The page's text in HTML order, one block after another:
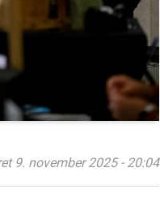
9. november 2025 - 20:04